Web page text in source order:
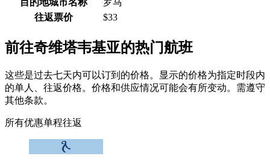
往返票价
$33
前往奇维塔韦基亚的热门航班
这些是过去七天内可以订到的价格。显示的价格为指定时段内
的单人、往返价格。价格和供应情况可能会有所变动。需遵守
其他条款。
所有优惠单程往返